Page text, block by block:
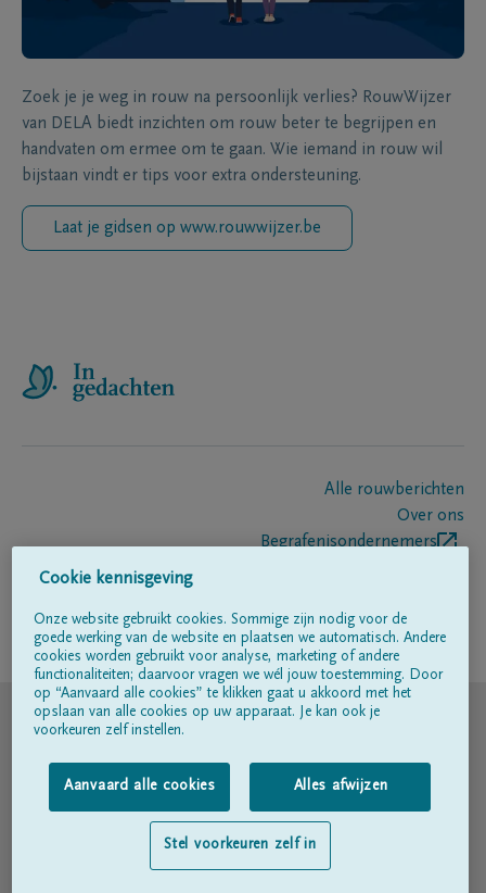
Zoek je je weg in rouw na persoonlijk verlies? RouwWijzer
van DELA biedt inzichten om rouw beter te begrijpen en
handvaten om ermee om te gaan. Wie iemand in rouw wil
bijstaan vindt er tips voor extra ondersteuning.
Laat je gidsen op www.rouwwijzer.be
Alle rouwberichten
Over ons
Begrafenisondernemers
Volg ons op
© DELA
Gebruiksvoorwaarden
Privacyverklaring
Toegankelijkheidsverklaring
Cookie kennisgeving
Onze website gebruikt cookies. Sommige zijn nodig voor de
goede werking van de website en plaatsen we automatisch. Andere
cookies worden gebruikt voor analyse, marketing of andere
functionaliteiten; daarvoor vragen we wél jouw toestemming. Door
op “Aanvaard alle cookies” te klikken gaat u akkoord met het
opslaan van alle cookies op uw apparaat. Je kan ook je
voorkeuren zelf instellen.
Aanvaard alle cookies Alles afwijzen
Stel voorkeuren zelf in